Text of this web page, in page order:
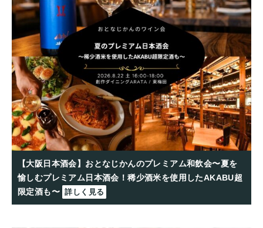
【大阪日本酒会】おとなじかんのプレミアム和飲会〜夏を
愉しむプレミアム日本酒会！稀少酒米を使用したAKABU超
限定酒も〜 詳しく見る